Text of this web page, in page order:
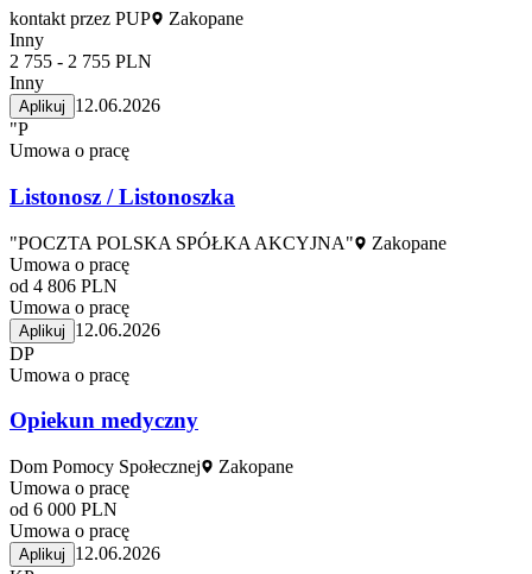
kontakt przez PUP
Zakopane
Inny
2 755 - 2 755 PLN
Inny
Aplikuj
12.06.2026
"P
Umowa o pracę
Listonosz / Listonoszka
"POCZTA POLSKA SPÓŁKA AKCYJNA"
Zakopane
Umowa o pracę
od 4 806 PLN
Umowa o pracę
Aplikuj
12.06.2026
DP
Umowa o pracę
Opiekun medyczny
Dom Pomocy Społecznej
Zakopane
Umowa o pracę
od 6 000 PLN
Umowa o pracę
Aplikuj
12.06.2026